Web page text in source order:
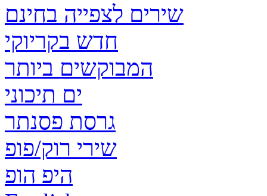
שירים לצפייה בחינם
חדש בקריוקי
המבוקשים ביותר
ים תיכוני
גרסת פסנתר
שירי רוק/פופ
היפ הופ